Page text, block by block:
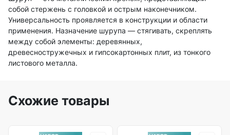
собой стержень с головкой и острым наконечником.
Универсальность проявляется в конструкции и области
применения. Назначение шурупа — стягивать, скреплять
между собой элементы: деревянных,
древесностружечных и гипсокартонных плит, из тонкого
листового металла.
Схожие товары